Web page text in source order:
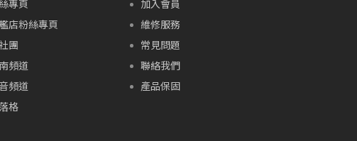
專頁
店粉絲專頁
團
頻道
頻道
格
加入會員
維修服務
常見問題
聯絡我們
產品保固